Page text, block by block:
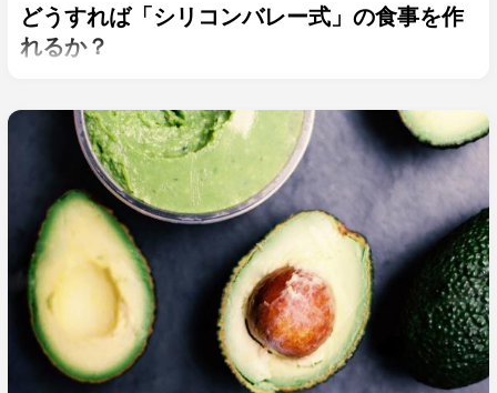
どうすれば「シリコンバレー式」の食事を作
れるか？